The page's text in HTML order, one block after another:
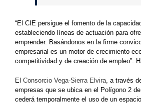
“El CIE persigue el fomento de la
estableciendo líneas de actuación para
emprender. Basándonos en la firme
empresarial es un motor de crecimiento
competitividad y de creación de empleo”.
El Consorcio Vega-Sierra Elvira, a través
empresas que se ubica en el Polígono 2
cederá temporalmente el uso de un